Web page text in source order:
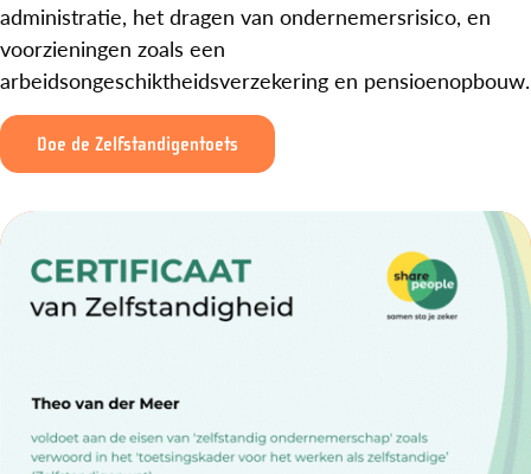
administratie, het dragen van ondernemersrisico, en
voorzieningen zoals een
arbeidsongeschiktheidsverzekering en pensioenopbouw.
Doe de Zelfstandigentoets